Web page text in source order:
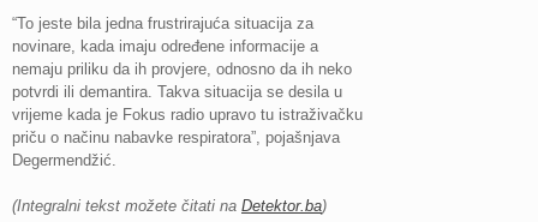
“To jeste bila jedna frustrirajuća situacija za
novinare, kada imaju određene informacije a
nemaju priliku da ih provjere, odnosno da ih neko
potvrdi ili demantira. Takva situacija se desila u
vrijeme kada je Fokus radio upravo tu istraživačku
priču o načinu nabavke respiratora”, pojašnjava
Degermendžić.
(Integralni tekst možete čitati na Detektor.ba)